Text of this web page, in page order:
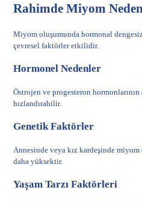
Rahimde Miyom
Miyom oluşumunda hormonal
çevresel faktörler etkilidir.
Hormonel Nedenler
Östrojen ve progesteron
hızlandırabilir.
Genetik Faktörler
Annesinde veya kız kardeşinde
daha yüksektir.
Yaşam Tarzı Faktörleri